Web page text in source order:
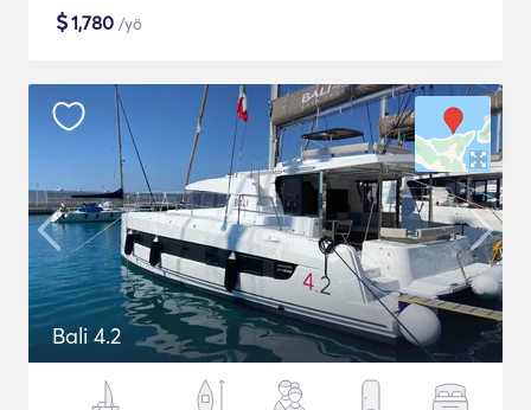
$1,780 /yö
Bali 4.2